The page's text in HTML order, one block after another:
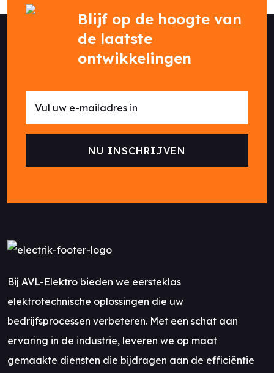
Blijf op de hoogte van
de laatste
ontwikkelingen
Bij AVL-Elektro bieden we eersteklas
elektrotechnische oplossingen die uw
bedrijfsprocessen verbeteren. Met een schat aan
ervaring in de industrie, leveren we op maat
gemaakte diensten die bijdragen aan de efficiëntie